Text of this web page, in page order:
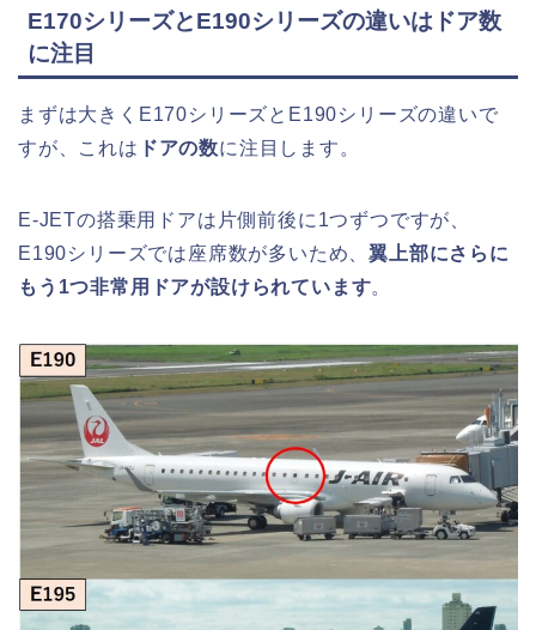
E170シリーズとE190シリーズの違いはドア数
に注目
まずは大きくE170シリーズとE190シリーズの違いで
すが、これは ドアの数に注目します。
E-JETの搭乗用ドアは片側前後に1つずつですが、
E190シリーズでは座席数が多いため、翼上部にさらに
もう1つ非常用ドアが設けられています。